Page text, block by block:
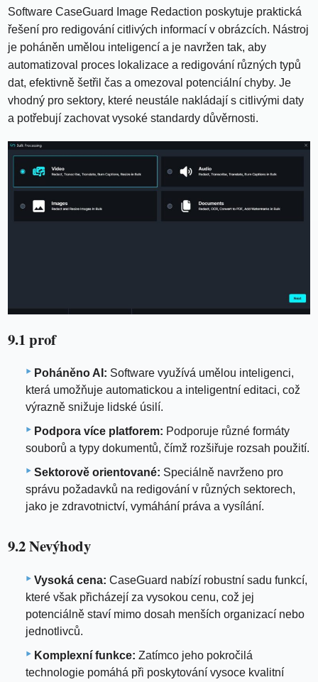
Software CaseGuard Image Redaction poskytuje praktická
řešení pro redigování citlivých informací v obrázcích. Nástroj
je poháněn umělou inteligencí a je navržen tak, aby
automatizoval proces lokalizace a redigování různých typů
dat, efektivně šetřil čas a omezoval potenciální chyby. Je
vhodný pro sektory, které neustále nakládají s citlivými daty
a potřebují zachovat vysoké standardy důvěrnosti.
9.1 prof
Poháněno AI: Software využívá umělou inteligenci,
která umožňuje automatickou a inteligentní editaci, což
výrazně snižuje lidské úsilí.
Podpora více platforem: Podporuje různé formáty
souborů a typy dokumentů, čímž rozšiřuje rozsah použití.
Sektorově orientované: Speciálně navrženo pro
správu požadavků na redigování v různých sektorech,
jako je zdravotnictví, vymáhání práva a vysílání.
9.2 Nevýhody
Vysoká cena: CaseGuard nabízí robustní sadu funkcí,
které však přicházejí za vysokou cenu, což jej
potenciálně staví mimo dosah menších organizací nebo
jednotlivců.
Komplexní funkce: Zatímco jeho pokročilá
technologie pomáhá při poskytování vysoce kvalitní